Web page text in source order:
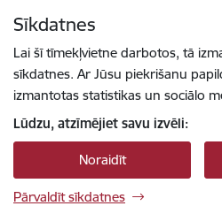
Sīkdatnes
Lai šī tīmekļvietne darbotos, tā
sīkdatnes. Ar Jūsu piekrišanu
izmantotas statistikas un sociālo
Lūdzu, atzīmējiet savu izvēli:
Noraidīt
Pārvaldīt sīkdatnes